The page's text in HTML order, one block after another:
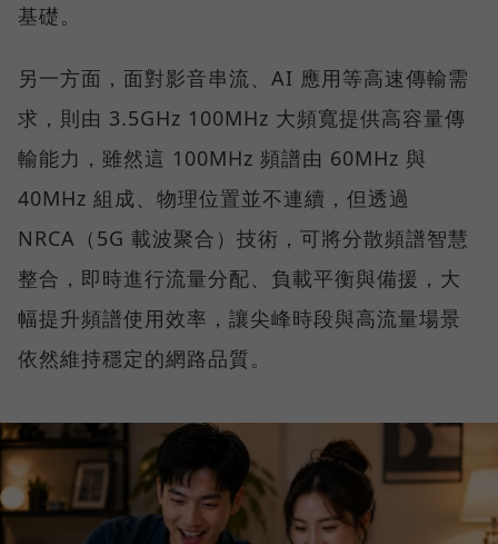
基礎。
另一方面，面對影音串流、AI 應用等高速傳輸需
求，則由 3.5GHz 100MHz 大頻寬提供高容量傳
輸能力，雖然這 100MHz 頻譜由 60MHz 與
40MHz 組成、物理位置並不連續，但透過
NRCA（5G 載波聚合）技術，可將分散頻譜智慧
整合，即時進行流量分配、負載平衡與備援，大
幅提升頻譜使用效率，讓尖峰時段與高流量場景
依然維持穩定的網路品質。